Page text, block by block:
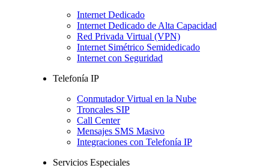
Internet Dedicado
Internet Dedicado de Alta Capacidad
Red Privada Virtual (VPN)
Internet Simétrico Semidedicado
Internet con Seguridad
Telefonía IP
Conmutador Virtual en la Nube
Troncales SIP
Call Center
Mensajes SMS Masivo
Integraciones con Telefonía IP
Servicios Especiales